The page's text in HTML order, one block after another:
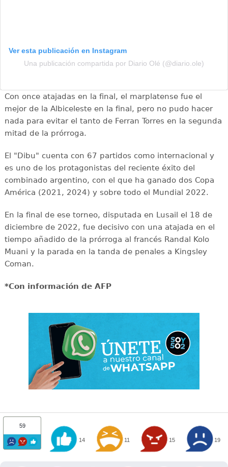
Ver esta publicación en Instagram
Una publicación compartida por Diario Olé (@diario.ole)
Con once atajadas en la final, el marplatense fue el
mejor de la Albiceleste en la final, pero no pudo hacer
nada para evitar el tanto de Ferran Torres en la segunda
mitad de la prórroga.
El "Dibu" cuenta con 67 partidos como internacional y
es uno de los protagonistas del reciente éxito del
combinado argentino, con el que ha ganado dos Copa
América (2021, 2024) y sobre todo el Mundial 2022.
En la final de ese torneo, disputada en Lusail el 18 de
diciembre de 2022, fue decisivo con una atajada en el
tiempo añadido de la prórroga al francés Randal Kolo
Muani y la parada en la tanda de penales a Kingsley
Coman.
*Con información de AFP
59
14 11 15 19